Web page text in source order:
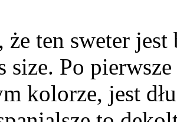
że ten sweter
size. Po
kolorze, jest